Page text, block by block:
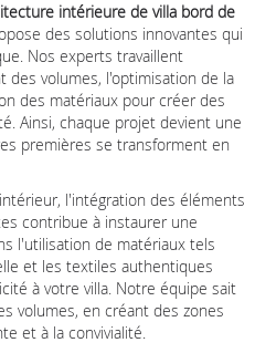
intérieure de villa bord de
des solutions innovantes qui
Nos experts travaillent
des volumes, l'optimisation de la
des matériaux pour créer des
Ainsi, chaque projet devient une
premières se transforment en
l'intégration des éléments
contribue à instaurer une
l'utilisation de matériaux tels
et les textiles authentiques
à votre villa. Notre équipe sait
volumes, en créant des zones
et à la convivialité.